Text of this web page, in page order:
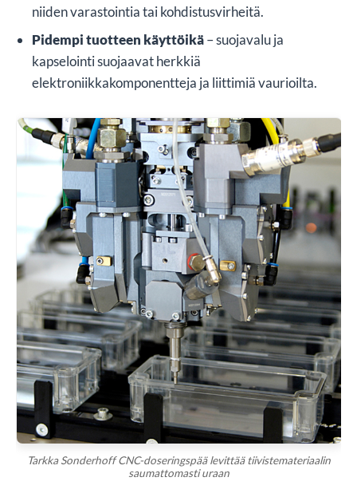
niiden varastointia tai kohdistusvirheitä.
Pidempi tuotteen käyttöikä– suojavalu ja
kapselointi suojaavat herkkiä
elektroniikkakomponentteja ja liittimiä vaurioilta.
Tarkka Sonderhoff CNC-doseringspää levittää tiivistemateriaalin
saumattomasti uraan